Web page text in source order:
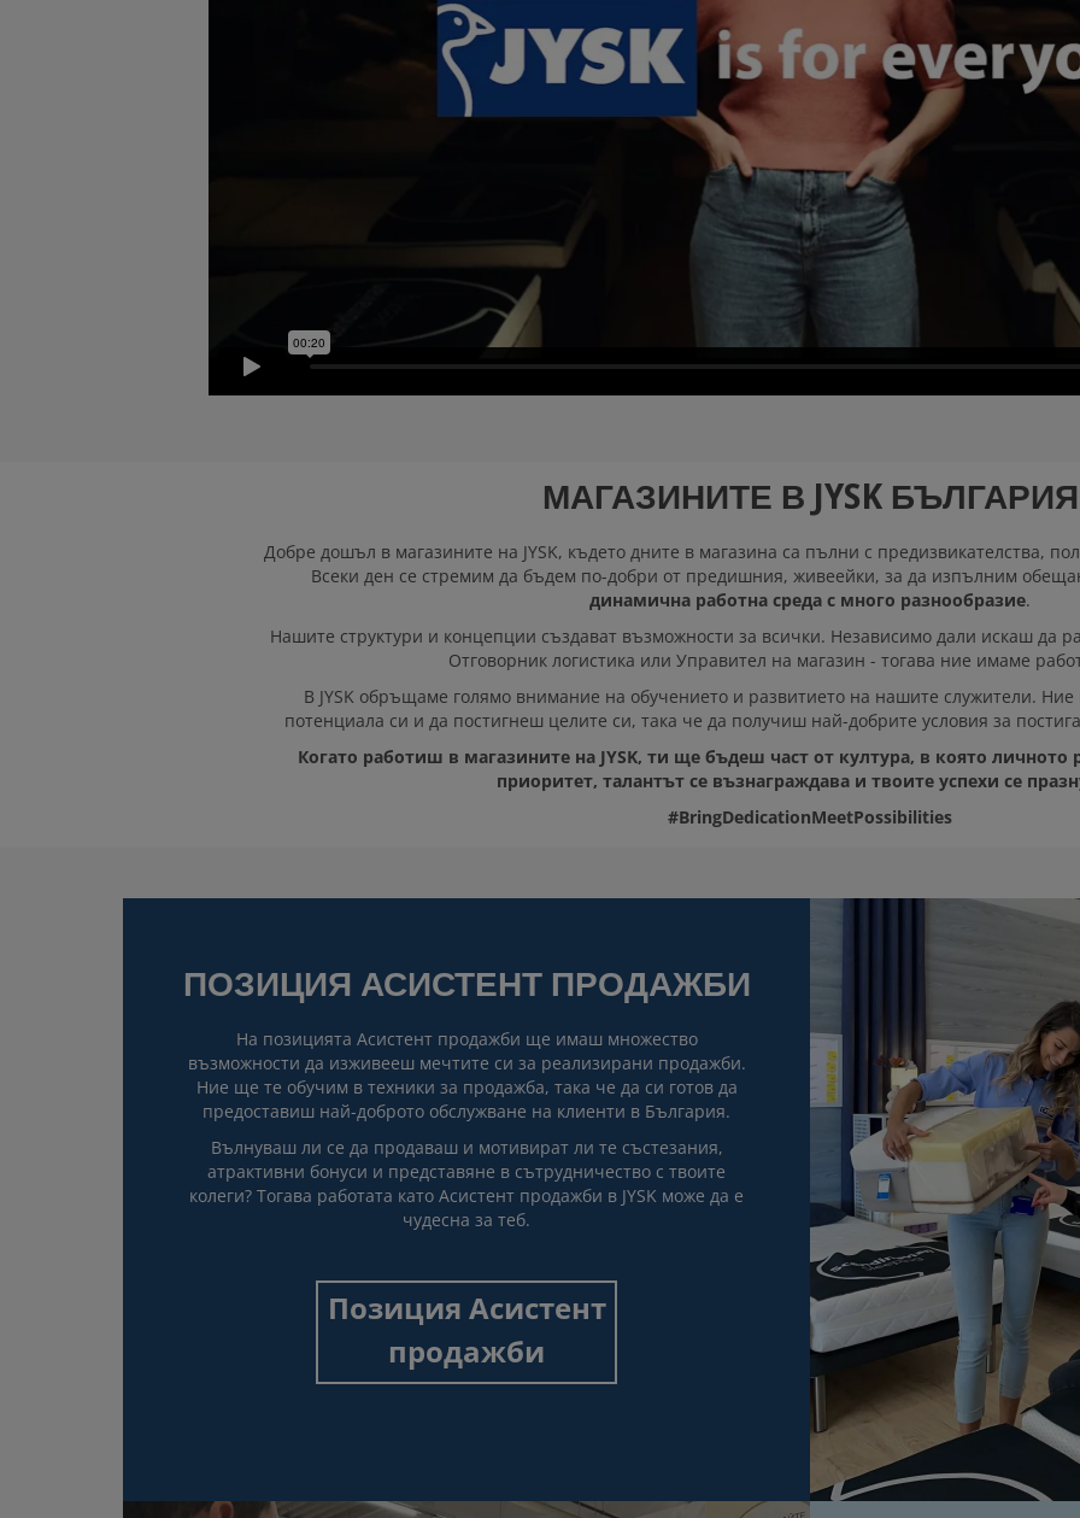
МАГАЗИНИТЕ В JYSK БЪЛГАРИЯ
Добре дошъл в магазините на JYSK, където дните в магазина са пълни с предизвикателства,
Всеки ден се стремим да бъдем по-добри от предишния, живеейки, за да изпълним
динамична работна среда с много разнообразие.
Нашите структури и концепции създават възможности за всички. Независимо дали искаш да
Oтговорник логистика или Управител на магазин - тогава ние имаме
В JYSK обръщаме голямо внимание на обучението и развитието на нашите служители.
потенциала си и да постигнеш целите си, така че да получиш най-добрите условия за
Когато работиш в магазините на JYSK, ти ще бъдеш част от култура, в която личното
приоритет, талантът се възнаграждава и твоите успехи се
#BringDedicationMeetPossibilities
ПОЗИЦИЯ АСИСТЕНТ ПРОДАЖБИ
На позицията Асистент продажби ще имаш множество
възможности да изживееш мечтите си за реализирани продажби.
Ние ще те обучим в техники за продажба, така че да си готов да
предоставиш най-доброто обслужване на клиенти в България.
Вълнуваш ли се да продаваш и мотивират ли те състезания,
атрактивни бонуси и представяне в сътрудничество с твоите
колеги? Тогава работата като Асистент продажби в JYSK може да е
чудесна за теб.
Позиция Асистент
продажби